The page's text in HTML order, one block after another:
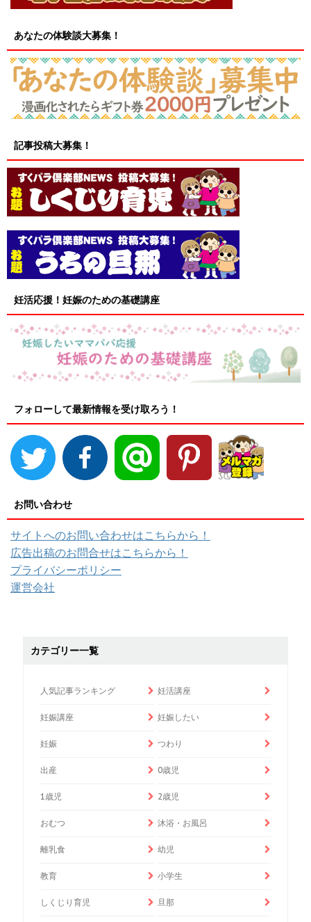
あなたの体験談大募集！
記事投稿大募集！
妊活応援！妊娠のための基礎講座
フォローして最新情報を受け取ろう！
お問い合わせ
サイトへのお問い合わせはこちらから！
広告出稿のお問合せはこちらから！
プライバシーポリシー
運営会社
カテゴリー一覧
人気記事ランキング 妊活講座
妊娠講座 妊娠したい
妊娠 つわり
出産 0歳児
1歳児 2歳児
おむつ 沐浴・お風呂
離乳食 幼児
教育 小学生
しくじり育児 旦那